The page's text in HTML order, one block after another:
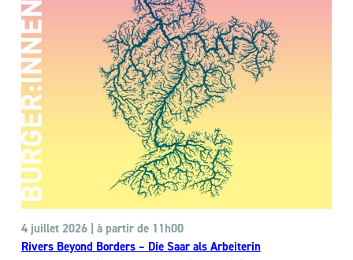
4 juillet 2026 | à partir de 11h00
Rivers Beyond Borders – Die Saar als Arbeiterin